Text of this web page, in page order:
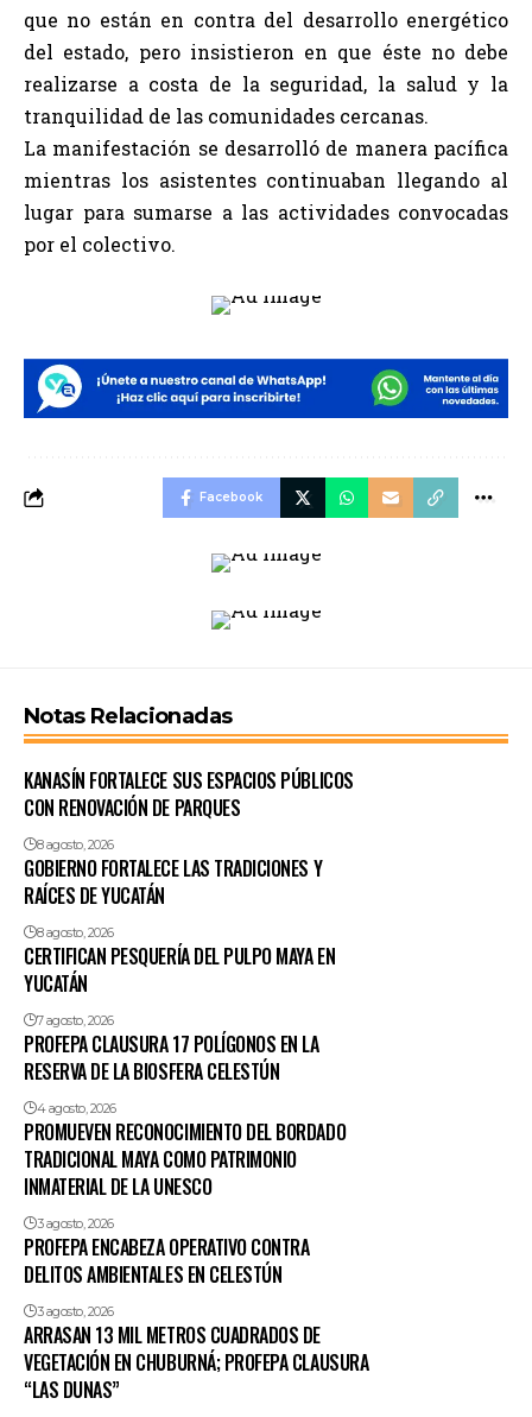
que no están en contra del desarrollo energético
del estado, pero insistieron en que éste no debe
realizarse a costa de la seguridad, la salud y la
tranquilidad de las comunidades cercanas.
La manifestación se desarrolló de manera pacífica
mientras los asistentes continuaban llegando al
lugar para sumarse a las actividades convocadas
por el colectivo.
Facebook
Notas Relacionadas
KANASÍN FORTALECE SUS ESPACIOS PÚBLICOS
CON RENOVACIÓN DE PARQUES
8 agosto, 2026
GOBIERNO FORTALECE LAS TRADICIONES Y
RAÍCES DE YUCATÁN
8 agosto, 2026
CERTIFICAN PESQUERÍA DEL PULPO MAYA EN
YUCATÁN
7 agosto, 2026
PROFEPA CLAUSURA 17 POLÍGONOS EN LA
RESERVA DE LA BIOSFERA CELESTÚN
4 agosto, 2026
PROMUEVEN RECONOCIMIENTO DEL BORDADO
TRADICIONAL MAYA COMO PATRIMONIO
INMATERIAL DE LA UNESCO
3 agosto, 2026
PROFEPA ENCABEZA OPERATIVO CONTRA
DELITOS AMBIENTALES EN CELESTÚN
3 agosto, 2026
ARRASAN 13 MIL METROS CUADRADOS DE
VEGETACIÓN EN CHUBURNÁ; PROFEPA CLAUSURA
“LAS DUNAS”